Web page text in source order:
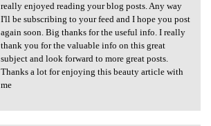
really enjoyed reading your blog posts. Any way
I'll be subscribing to your feed and I hope you post
again soon. Big thanks for the useful info. I really
thank you for the valuable info on this great
subject and look forward to more great posts.
Thanks a lot for enjoying this beauty article with
me